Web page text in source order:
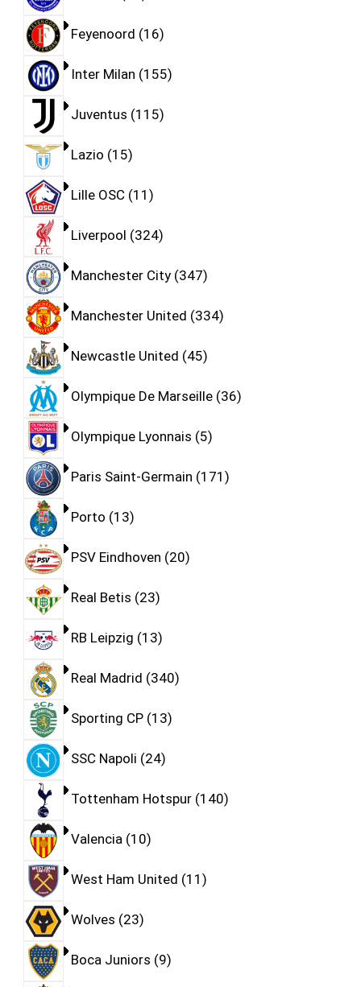
Feyenoord 16
Inter Milan 155
Juventus 115
Lazio 15
Lille OSC 11
Liverpool 324
Manchester City 347
Manchester United 334
Newcastle United 45
Olympique De Marseille 36
Olympique Lyonnais 5
Paris Saint-Germain 171
Porto 13
PSV Eindhoven 20
Real Betis 23
RB Leipzig 13
Real Madrid 340
Sporting CP 13
SSC Napoli 24
Tottenham Hotspur 140
Valencia 10
West Ham United 11
Wolves 23
Boca Juniors 9